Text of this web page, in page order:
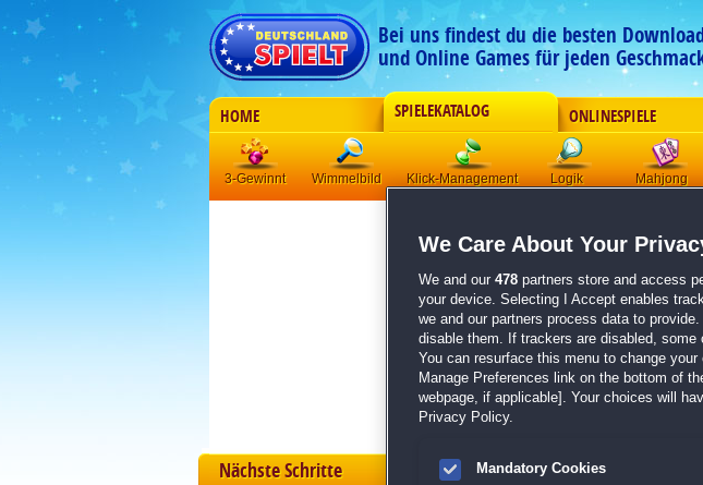
Bei uns findest du die besten
und Online Games für jeden
HOME SPIELEKATALOG ONLINESPIELE
3-Gewinnt Wimmelbild Klick-Management Logik Mahjong
Der Download wird
Legacy Tales: Der schwarze
Größe 657.4 MB
Einen Moment bitte, dein
Falls der Download nicht
Zurück zur Gamepage
Nächste Schritte
We Care About Your
We and our 478 partners store and access
your device. Selecting I Accept enables
we and our partners process data to
disable them. If trackers are disabled,
You can resurface this menu to change
Manage Preferences link on the bottom of
webpage, if applicable]. Your choices will
Privacy Policy.
Mandatory Cookies